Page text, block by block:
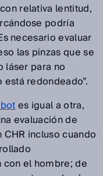
relativa lentitud,
podría
necesario evaluar
las pinzas que se
láser para no
redondeado”.
es igual a otra,
evaluación de
incluso cuando
el hombre; de